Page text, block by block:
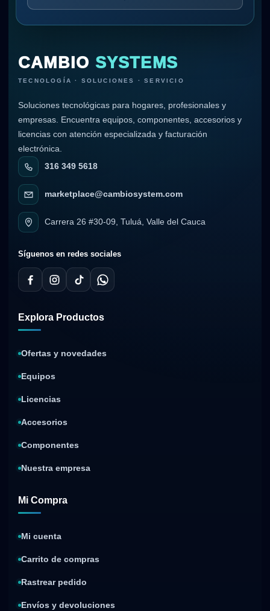
CAMBIO SYSTEMS
TECNOLOGÍA · SOLUCIONES · SERVICIO
Soluciones tecnológicas para hogares, profesionales y
empresas. Encuentra equipos, componentes, accesorios y
licencias con atención especializada y facturación
electrónica.
316 349 5618
marketplace@cambiosystem.com
Carrera 26 #30-09, Tuluá, Valle del Cauca
Síguenos en redes sociales
Explora Productos
Ofertas y novedades
Equipos
Licencias
Accesorios
Componentes
Nuestra empresa
Mi Compra
Mi cuenta
Carrito de compras
Rastrear pedido
Envíos y devoluciones